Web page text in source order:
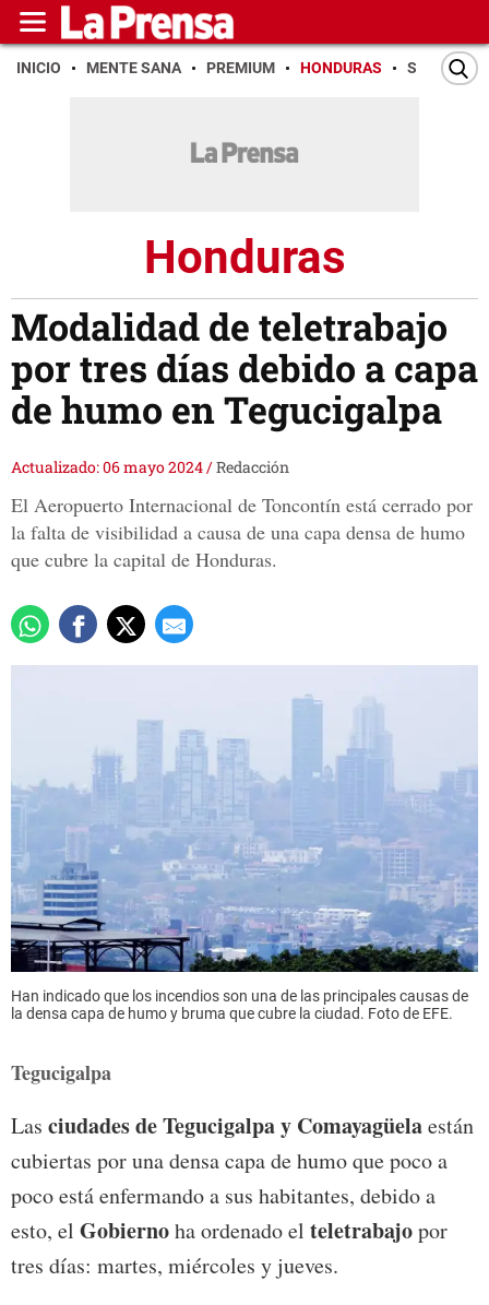
INICIO MENTE SANA PREMIUM HONDURAS SAN PEDRO
Honduras
Modalidad de teletrabajo
por tres días debido a capa
de humo en Tegucigalpa
Actualizado: 06 mayo 2024/Redacción
El Aeropuerto Internacional de Toncontín está cerrado por
la falta de visibilidad a causa de una capa densa de humo
que cubre la capital de Honduras.
Han indicado que los incendios son una de las principales causas de
la densa capa de humo y bruma que cubre la ciudad. Foto de EFE.
Tegucigalpa
Las ciudades de Tegucigalpa y Comayagüelaestán
cubiertas por una densa capa de humo que poco a
poco está enfermando a sus habitantes, debido a
esto, el Gobiernoha ordenado el teletrabajopor
tres días: martes, miércoles y jueves.